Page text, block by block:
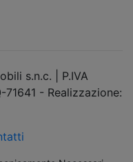
s.n.c. | P.IVA
- Realizzazione: